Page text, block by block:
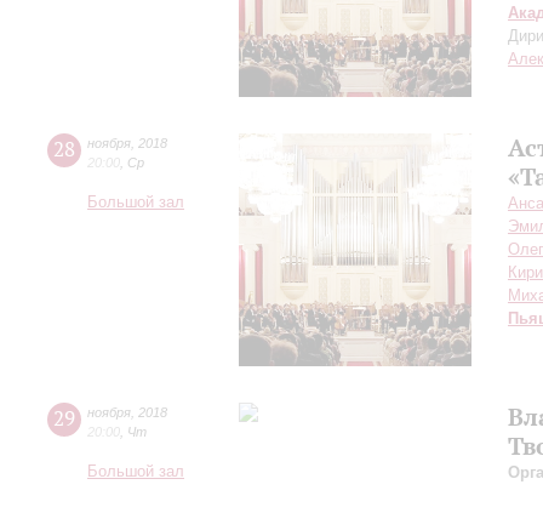
28 ноября 2018
20:00 Ср
Большой зал
29 ноября 2018
20:00 Чт
Большой зал